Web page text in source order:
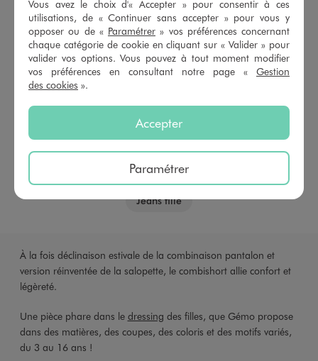
Shorts noir Short sport Shorts en jean
Cycliste fille Robes Jupes
Maillots de bain
Tenue de rentrée des classes fille
Maillots de bain fille
Jeans fille
À la fois déclinaison estivale de la combinaison pantalon et
version réinventée de la salopette, le combishort allie confort et
légèreté.
Une pièce phare dans le dressing des filles, que Gémo propose
dans des matières, des coupes, des coloris et des motifs variés,
du 3 au 16 ans !
Vous avez le choix d'« Accepter » pour consentir à ces
utilisations, de « Continuer sans accepter » pour vous y
opposer ou de « Paramétrer » vos préférences concernant
chaque catégorie de cookie en cliquant sur « Valider » pour
valider vos options. Vous pouvez à tout moment modifier
vos préférences en consultant notre page « Gestion
des cookies ».
Accepter
Paramétrer